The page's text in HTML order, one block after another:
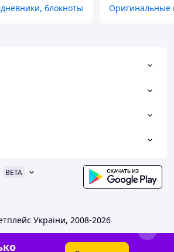
блокноты Оригинальные
BETA
України, 2008-2026